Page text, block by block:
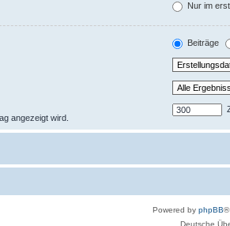
Nur im
Beiträge
angezeigt wird.
Powered by phpBB®
Deutsche